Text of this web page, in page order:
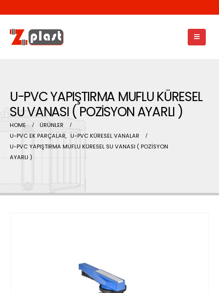
U-PVC YAPIŞTIRMA MUFLU KÜRESEL
SU VANASI ( POZİSYON AYARLI )
HOME
ÜRÜNLER
U-PVC EK PARÇALAR, U-PVC KÜRESEL VANALAR
U-PVC YAPIŞTIRMA MUFLU KÜRESEL SU VANASI ( POZİSYON
AYARLI )